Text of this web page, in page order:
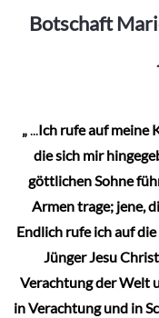
Botschaft
„...Ich rufe auf meine
die sich mir
göttlichen Sohne
Armen trage; jene,
Endlich rufe ich auf
Jünger Jesu
Verachtung der Welt
in Verachtung und in